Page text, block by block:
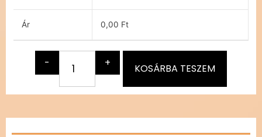
Ár 0,00 Ft
- + KOSÁRBA TESZEM